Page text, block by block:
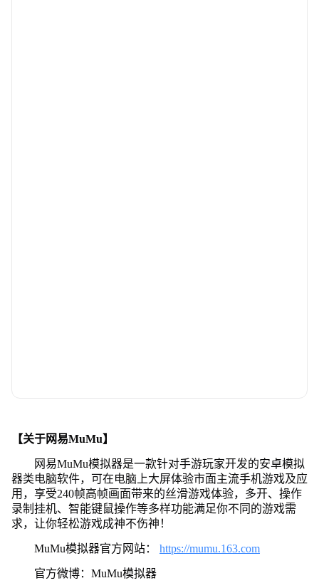
【关于网易MuMu】
网易MuMu模拟器是一款针对手游玩家开发的安卓模拟
器类电脑软件，可在电脑上大屏体验市面主流手机游戏及应
用，享受240帧高帧画面带来的丝滑游戏体验，多开、操作
录制挂机、智能键鼠操作等多样功能满足你不同的游戏需
求，让你轻松游戏成神不伤神！
MuMu模拟器官方网站： https://mumu.163.com
官方微博：MuMu模拟器